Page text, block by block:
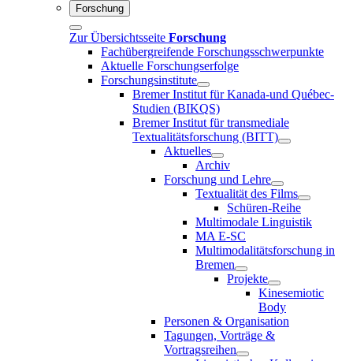
Forschung
Zur Übersichtsseite Forschung
Fachübergreifende Forschungsschwerpunkte
Aktuelle Forschungserfolge
Forschungsinstitute
Bremer Institut für Kanada-und Québec-
Studien (BIKQS)
Bremer Institut für transmediale
Textualitätsforschung (BITT)
Aktuelles
Archiv
Forschung und Lehre
Textualität des Films
Schüren-Reihe
Multimodale Linguistik
MA E-SC
Multimodalitätsforschung in
Bremen
Projekte
Kinesemiotic
Body
Personen & Organisation
Tagungen, Vorträge &
Vortragsreihen